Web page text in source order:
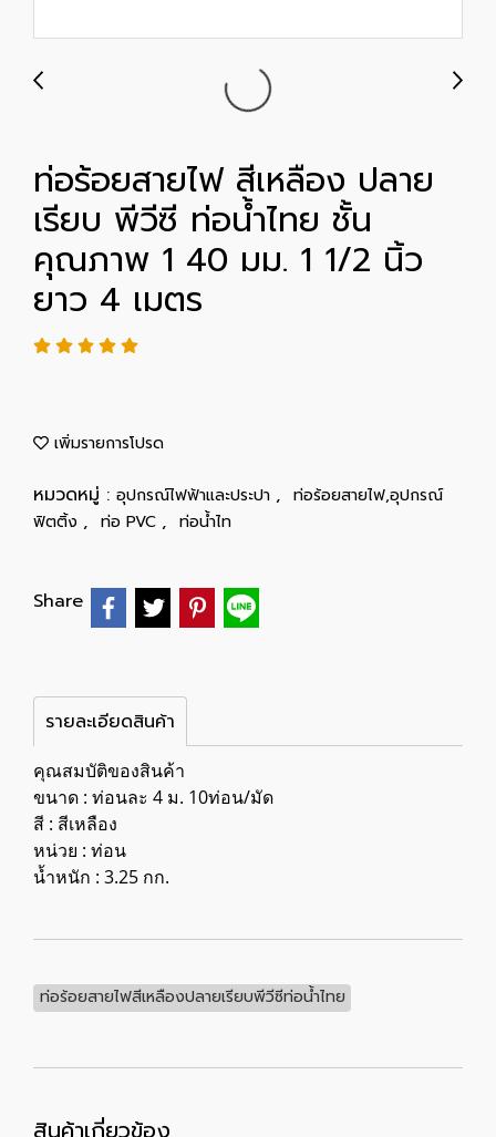
ท่อร้อยสายไฟ สีเหลือง ปลาย
เรียบ พีวีซี ท่อน้ำไทย ชั้น
คุณภาพ 1 40 มม. 1 1/2 นิ้ว
ยาว 4 เมตร
เพิ่มรายการโปรด
หมวดหมู่ : อุปกรณ์ไฟฟ้าและประปา , ท่อร้อยสายไฟ,อุปกรณ์
ฟิตติ้ง , ท่อ PVC , ท่อน้ำไท
Share
รายละเอียดสินค้า
คุณสมบัติของสินค้า
ขนาด : ท่อนละ 4 ม. 10ท่อน/มัด
สี : สีเหลือง
หน่วย : ท่อน
น้ำหนัก : 3.25 กก.
ท่อร้อยสายไฟสีเหลืองปลายเรียบพีวีซีท่อน้ำไทย
สินค้าเกี่ยวข้อง